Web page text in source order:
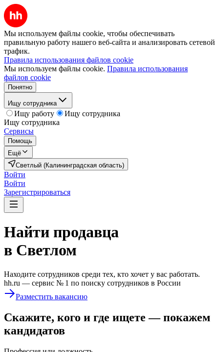
Мы используем файлы cookie, чтобы обеспечивать
правильную работу нашего веб-сайта и анализировать сетевой
трафик.
Правила использования файлов cookie
Мы используем файлы cookie. Правила использования
файлов cookie
Понятно
Ищу сотрудника
Ищу работу
Ищу сотрудника
Ищу сотрудника
Сервисы
Помощь
Ещё
Светлый (Калининградская область)
Войти
Войти
Зарегистрироваться
Найти продавца
в Светлом
Находите сотрудников среди тех, кто хочет у вас работать.
hh.ru — сервис № 1 по поиску сотрудников в России
Разместить вакансию
Скажите, кого и где ищете — покажем
кандидатов